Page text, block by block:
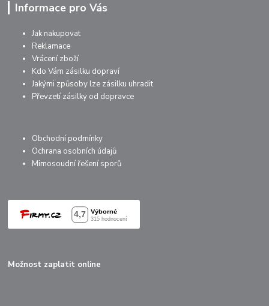
Informace pro Vás
Jak nakupovat
Reklamace
Vrácení zboží
Kdo Vám zásilku dopraví
Jakými způsoby lze zásilku uhradit
Převzetí zásilky od dopravce
Obchodní podmínky
Ochrana osobních údajů
Mimosoudní řešení sporů
Možnost zaplatit online